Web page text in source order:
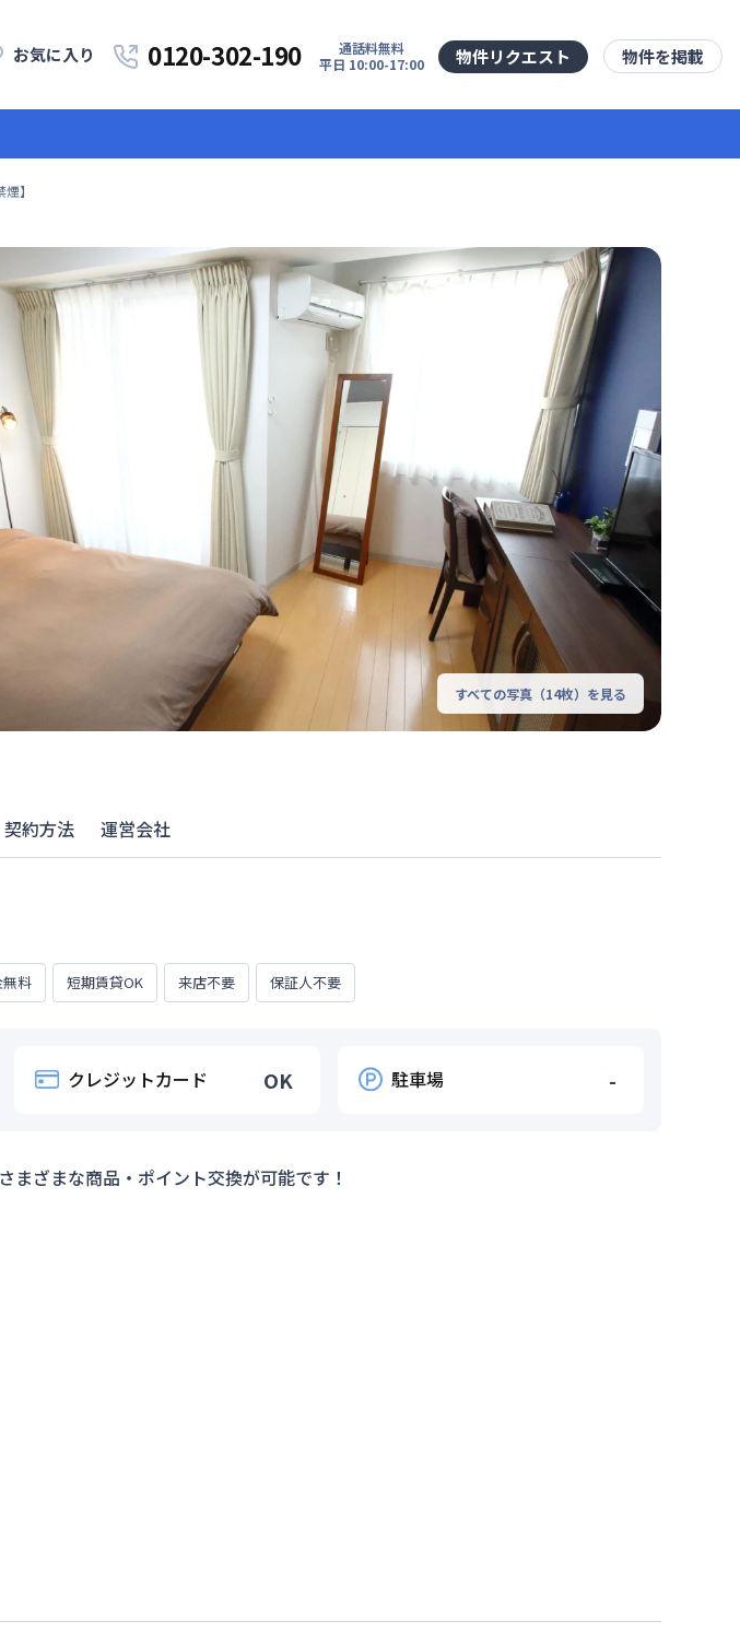
お気に入り 0120-302-190
通話料無料
平日 10:00-17:00
物件リクエスト 物件を掲載
】
すべての写真（14枚）を見る
契約方法 運営会社
料 短期賃貸OK 来店不要 保証人不要
クレジットカード OK 駐車場 -
まざまな商品・ポイント交換が可能です！